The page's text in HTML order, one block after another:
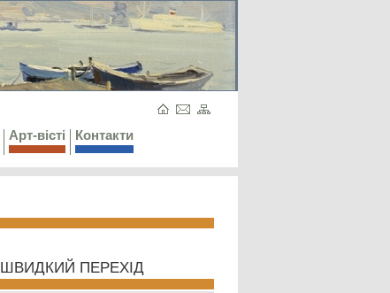
Арт-вісті Контакти
ШВИДКИЙ ПЕРЕХІД